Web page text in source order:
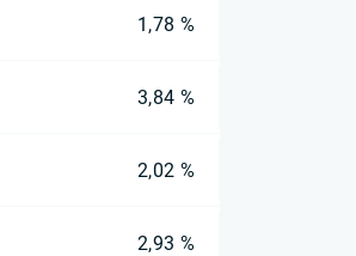
1,78 %
3,84 %
2,02 %
2,93 %